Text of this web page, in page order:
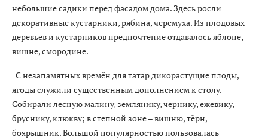
небольшие садики перед фасадом дома. Здесь росли
декоративные кустарники, рябина, черёмуха. Из плодовых
деревьев и кустарников предпочтение отдавалось яблоне,
вишне, смородине.
С незапамятных времён для татар дикорастущие плоды,
ягоды служили существенным дополнением к столу.
Собирали лесную малину, землянику, чернику, ежевику,
бруснику, клюкву; в степной зоне – вишню, тёрн,
боярышник. Большой популярностью пользовалась